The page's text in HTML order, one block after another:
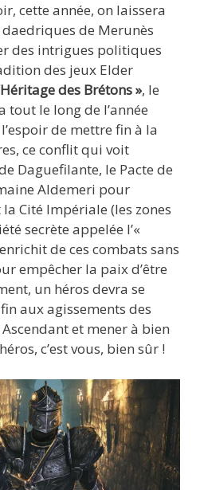
cette année, on laissera
de Merunès
des intrigues politiques
des jeux Elder
des Brétons », le
le long de l’année
de mettre fin à la
ce conflit qui voit
Daguefilante, le Pacte de
Aldemeri pour
Cité Impériale (les zones
secrète appelée l’«
de ces combats sans
empêcher la paix d’être
un héros devra se
aux agissements des
et mener à bien
c’est vous, bien sûr !